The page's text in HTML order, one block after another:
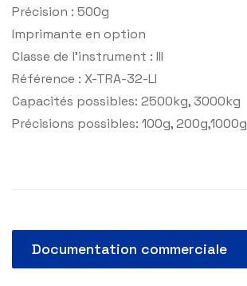
Précision : 500g
Imprimante en option
Classe de l’instrument : III
Référence : X-TRA-32-LI
Capacités possibles: 2500kg, 3000kg
Précisions possibles: 100g, 200g,1000g
Documentation commerciale